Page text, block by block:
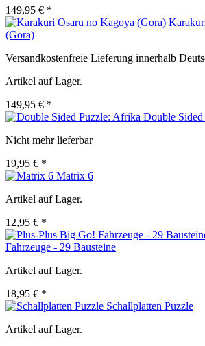
149,95 € *
(Gora)
Versandkostenfreie Lieferung innerhalb
Artikel auf Lager.
149,95 € *
Double
Nicht mehr lieferbar
19,95 € *
Matrix 6
Artikel auf Lager.
12,95 € *
Fahrzeuge - 29 Bausteine
Artikel auf Lager.
18,95 € *
Schallplatten Puzzle
Artikel auf Lager.